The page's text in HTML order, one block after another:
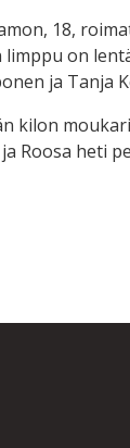
18,
on
ja Tanja
kilon
Roosa heti